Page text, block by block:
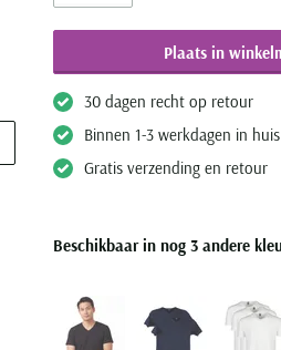
Plaats in
30 dagen recht op retour
Binnen 1-3 werkdagen in huis
Gratis verzending en retour
Beschikbaar in nog 3 andere